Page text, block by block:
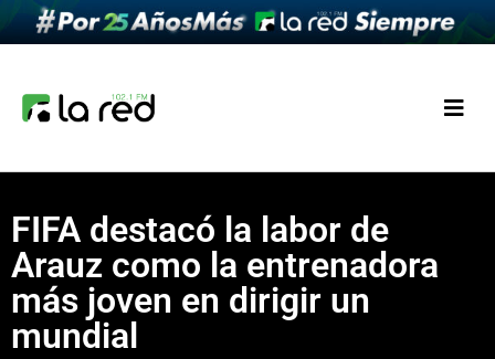
FIFA destacó la labor de
Arauz como la entrenadora
más joven en dirigir un
mundial